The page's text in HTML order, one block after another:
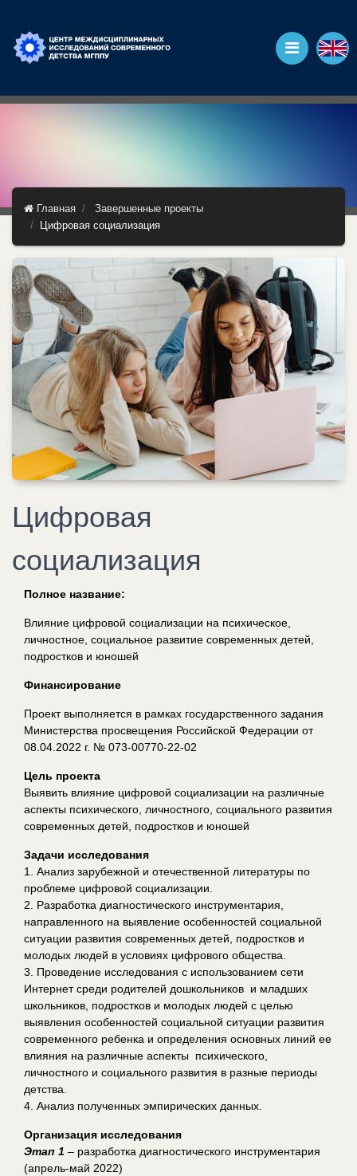
Главная
Завершенные проекты
Цифровая социализация
Цифровая
социализация
Полное название:
Влияние цифровой социализации на психическое,
личностное, социальное развитие современных детей,
подростков и юношей
Финансирование
Проект выполняется в рамках государственного задания
Министерства просвещения Российской Федерации от
08.04.2022 г. № 073-00770-22-02
Цель проекта
Выявить влияние цифровой социализации на различные
аспекты психического, личностного, социального развития
современных детей, подростков и юношей
Задачи исследования
1. Анализ зарубежной и отечественной литературы по
проблеме цифровой социализации.
2. Разработка диагностического инструментария,
направленного на выявление особенностей социальной
ситуации развития современных детей, подростков и
молодых людей в условиях цифрового общества.
3. Проведение исследования с использованием сети
Интернет среди родителей дошкольников и младших
школьников, подростков и молодых людей с целью
выявления особенностей социальной ситуации развития
современного ребенка и определения основных линий ее
влияния на различные аспекты психического,
личностного и социального развития в разные периоды
детства.
4. Анализ полученных эмпирических данных.
Организация исследования
Этап 1 – разработка диагностического инструментария
(апрель-май 2022)